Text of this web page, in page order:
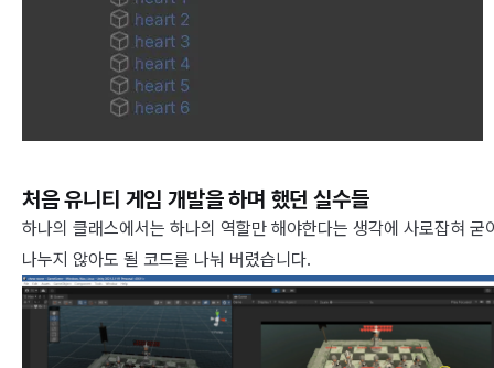
처음 유니티 게임 개발을 하며 했던 실수들
하나의 클래스에서는 하나의 역할만 해야한다는 생각에 사로잡혀 굳
나누지 않아도 될 코드를 나눠 버렸습니다.